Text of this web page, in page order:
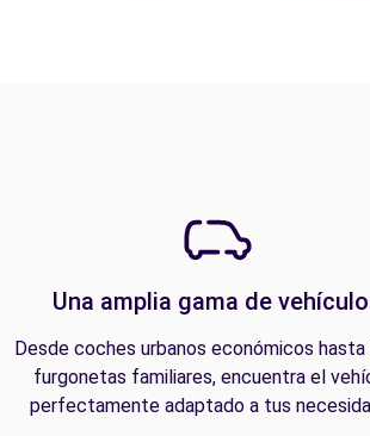
Una amplia gama de
Desde coches urbanos económicos hasta
furgonetas familiares, encuentra el
perfectamente adaptado a tus